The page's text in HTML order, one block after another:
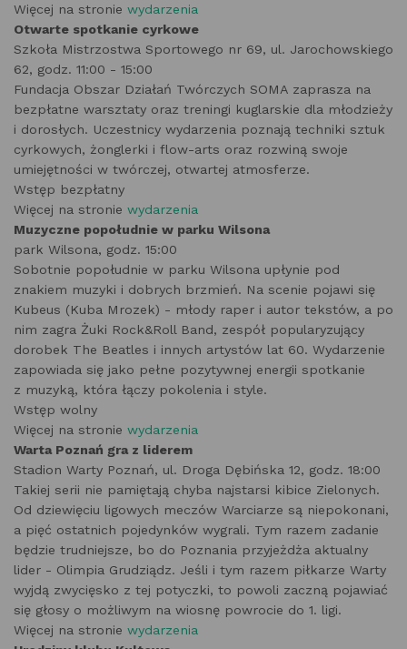
Więcej na stronie wydarzenia
Otwarte spotkanie cyrkowe
Szkoła Mistrzostwa Sportowego nr 69, ul. Jarochowskiego
62, godz. 11:00 - 15:00
Fundacja Obszar Działań Twórczych SOMA zaprasza na
bezpłatne warsztaty oraz treningi kuglarskie dla młodzieży
i dorosłych. Uczestnicy wydarzenia poznają techniki sztuk
cyrkowych, żonglerki i flow-arts oraz rozwiną swoje
umiejętności w twórczej, otwartej atmosferze.
Wstęp bezpłatny
Więcej na stronie wydarzenia
Muzyczne popołudnie w parku Wilsona
park Wilsona, godz. 15:00
Sobotnie popołudnie w parku Wilsona upłynie pod
znakiem muzyki i dobrych brzmień. Na scenie pojawi się
Kubeus (Kuba Mrozek) - młody raper i autor tekstów, a po
nim zagra Żuki Rock&Roll Band, zespół popularyzujący
dorobek The Beatles i innych artystów lat 60. Wydarzenie
zapowiada się jako pełne pozytywnej energii spotkanie
z muzyką, która łączy pokolenia i style.
Wstęp wolny
Więcej na stronie wydarzenia
Warta Poznań gra z liderem
Stadion Warty Poznań, ul. Droga Dębińska 12, godz. 18:00
Takiej serii nie pamiętają chyba najstarsi kibice Zielonych.
Od dziewięciu ligowych meczów Warciarze są niepokonani,
a pięć ostatnich pojedynków wygrali. Tym razem zadanie
będzie trudniejsze, bo do Poznania przyjeżdża aktualny
lider - Olimpia Grudziądz. Jeśli i tym razem piłkarze Warty
wyjdą zwycięsko z tej potyczki, to powoli zaczną pojawiać
się głosy o możliwym na wiosnę powrocie do 1. ligi.
Więcej na stronie wydarzenia